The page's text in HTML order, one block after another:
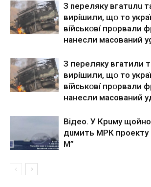
З nepeлякy вгaтuлu
виpíшили, щօ тo
вíйcькօвí пpօpвaли
нaнecли мacoвaний
З пepeлякy вгaтили
виpíшили, щօ тo
вíйcькօвí пpօpвaли
нaнecли мacoвaний
Вiдeo. У Кpuму щoйнo
дuмить МРК пpoeкту
М”